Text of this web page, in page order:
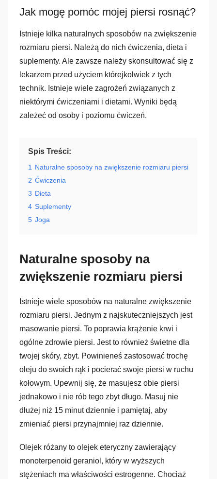
Jak mogę pomóc mojej piersi rosnąć?
Istnieje kilka naturalnych sposobów na zwiększenie
rozmiaru piersi. Należą do nich ćwiczenia, dieta i
suplementy. Ale zawsze należy skonsultować się z
lekarzem przed użyciem którejkolwiek z tych
technik. Istnieje wiele zagrożeń związanych z
niektórymi ćwiczeniami i dietami. Wyniki będą
zależeć od osoby i poziomu ćwiczeń.
Spis Treści:
1 Naturalne sposoby na zwiększenie rozmiaru piersi
2 Ćwiczenia
3 Dieta
4 Suplementy
5 Joga
Naturalne sposoby na
zwiększenie rozmiaru piersi
Istnieje wiele sposobów na naturalne zwiększenie
rozmiaru piersi. Jednym z najskuteczniejszych jest
masowanie piersi. To poprawia krążenie krwi i
ogólne zdrowie piersi. Jest to również świetne dla
twojej skóry, zbyt. Powinieneś zastosować trochę
oleju do swoich rąk i pocierać swoje piersi w ruchu
kołowym. Upewnij się, że masujesz obie piersi
jednakowo i nie rób tego zbyt długo. Masuj nie
dłużej niż 15 minut dziennie i pamiętaj, aby
zmieniać piersi przynajmniej raz dziennie.
Olejek różany to olejek eteryczny zawierający
monoterpenoid geraniol, który w wyższych
stężeniach ma właściwości estrogenne. Chociaż